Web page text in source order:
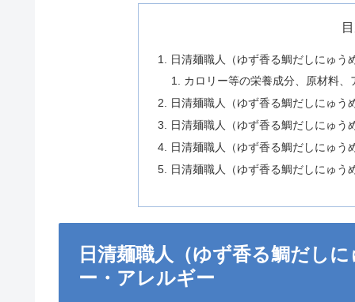
日清麺職人（ゆず香る鯛だしにゅう
カロリー等の栄養成分、原材料、
日清麺職人（ゆず香る鯛だしにゅう
日清麺職人（ゆず香る鯛だしにゅう
日清麺職人（ゆず香る鯛だしにゅう
日清麺職人（ゆず香る鯛だしにゅう
日清麺職人（ゆず香る鯛だし
ー・アレルギー